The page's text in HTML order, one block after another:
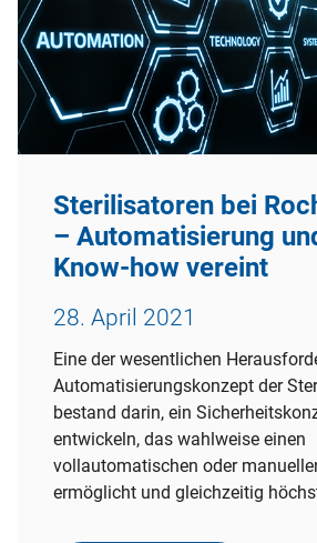
Sterilisatoren bei
– Automatisierung
Know-how vereint
28. April 2021
Eine der wesentlichen
Automatisierungskonzept der
bestand darin, ein
entwickeln, das wahlweise einen
vollautomatischen oder
ermöglicht und gleichzeitig